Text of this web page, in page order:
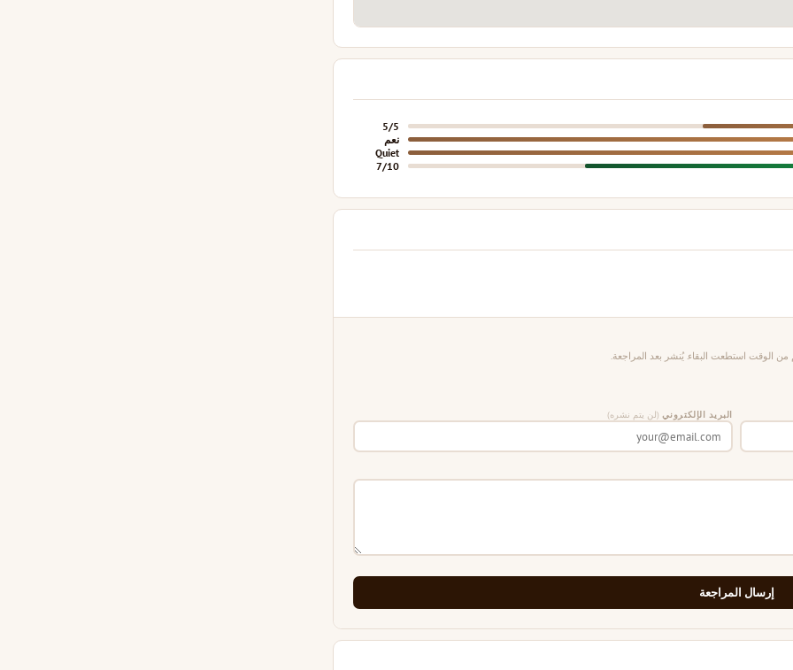
5/5
نعم
Quiet
7/10
الوقت استطعت البقاء. يُنشر بعد المراجعة.
البريد الإلكتروني (لن يتم نشره)
إرسال المراجعة